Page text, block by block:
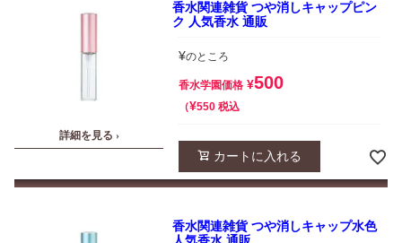
詳細を見る ›
香水関連雑貨 つや消しキャップピン
ク 人気香水 通販
¥のところ
香水学園価格 ¥500
¥550 税込
カートに入れる
香水関連雑貨 つや消しキャップ水色